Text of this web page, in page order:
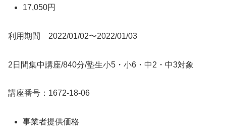
17,050円
利用期間 2022/01/02〜2022/01/03
2日間集中講座/840分/塾生小5・小6・中2・中3対象
講座番号：1672-18-06
事業者提供価格